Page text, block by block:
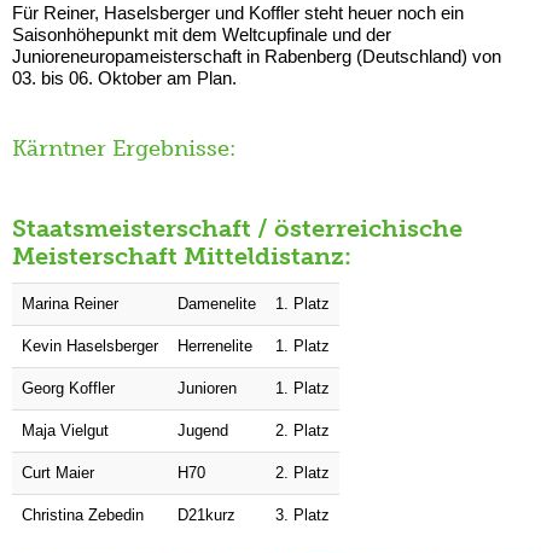
Für Reiner, Haselsberger und Koffler steht heuer noch ein
Saisonhöhepunkt mit dem Weltcupfinale und der
Junioreneuropameisterschaft in Rabenberg (Deutschland) von
03. bis 06. Oktober am Plan.
Kärntner Ergebnisse:
Staatsmeisterschaft / österreichische
Meisterschaft Mitteldistanz:
Marina Reiner Damenelite 1. Platz
Kevin Haselsberger Herrenelite 1. Platz
Georg Koffler Junioren 1. Platz
Maja Vielgut Jugend 2. Platz
Curt Maier H70 2. Platz
Christina Zebedin D21kurz 3. Platz